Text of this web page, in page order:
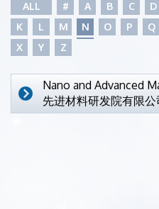
ALL # A B C D
K
L M N O P Q
X
Y Z
Nano and Advanced
先进材料研发院有限公